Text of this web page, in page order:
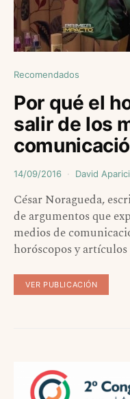
Recomendados
Por qué el
salir de los
14/09/2016 David
César Noragueda,
de argumentos que
medios de
horóscopos y
VER PUBLICACIÓN